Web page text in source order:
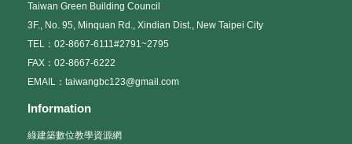
Taiwan Green Building Council
3F., No. 95, Minquan Rd., Xindian Dist., New Taipei City
TEL：02-8667-6111#2791~2795
FAX：02-8667-6222
EMAIL：taiwangbc123@gmail.com
Information
綠建築數位教學資源網